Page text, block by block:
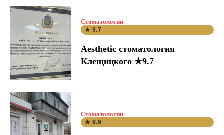
Стоматологии
★ 9.7
Aesthetic стоматология
Клещицкого ★9.7
Стоматологии
★ 9.9